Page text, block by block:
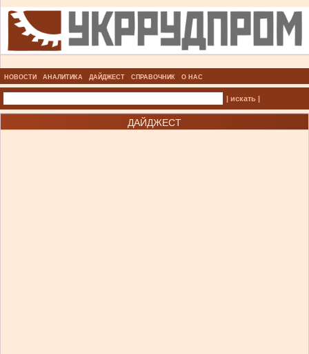
НОВОСТИ АНАЛИТИКА ДАЙДЖЕСТ СПРАВОЧНИК О НАС
| искать |
ДАЙДЖЕСТ